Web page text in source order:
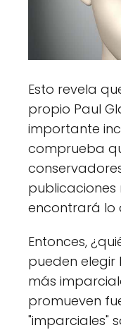
Esto revela
propio Paul
importante
comprueba
publicaciones
encontrará lo
Entonces,
pueden elegir
más
promueven
"imparciales"